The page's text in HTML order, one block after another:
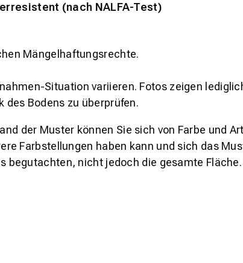
(nach NALFA-Test)
Mängelhaftungsrechte.
Situation variieren. Fotos zeigen
des Bodens zu überprüfen.
der Muster können Sie sich von Farbe und
Farbstellungen haben kann und sich das
nicht jedoch die gesamte